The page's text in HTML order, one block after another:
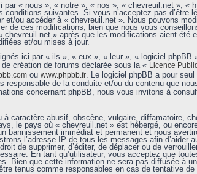
par « nous », « notre », « nos », « chevreuil.net », «
conditions suivantes. Si vous n’acceptez pas d’être
ou accéder à « chevreuil.net ». Nous pouvons
de ces modifications, bien que nous vous
» après que les modifications aient été
et/ou mises à jour.
ici par « ils », « eux », « leur », « logiciel phpBB
création de forums déclarée sous la « Licence
ou www.phpbb.fr. Le logiciel phpBB a pour
responsable de la conduite et/ou du contenu que
concernant phpBB, nous vous invitons à
caractère abusif, obscène, vulgaire, diffamatoire,
le pays où « chevreuil.net » est hébergé, ou
bannissement immédiat et permanent et nous
l’adresse IP de tous les messages afin d’aider
de supprimer, d’éditer, de déplacer ou de
En tant qu’utilisateur, vous acceptez que
Bien que cette information ne sera pas diffusée à
tenus comme responsables en cas de tentative